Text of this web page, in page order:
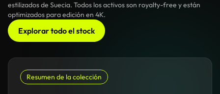
estilizados de Suecia. Todos los activos son royalty-free y están
optimizados para edición en 4K.
Explorar todo el stock
Resumen de la colección